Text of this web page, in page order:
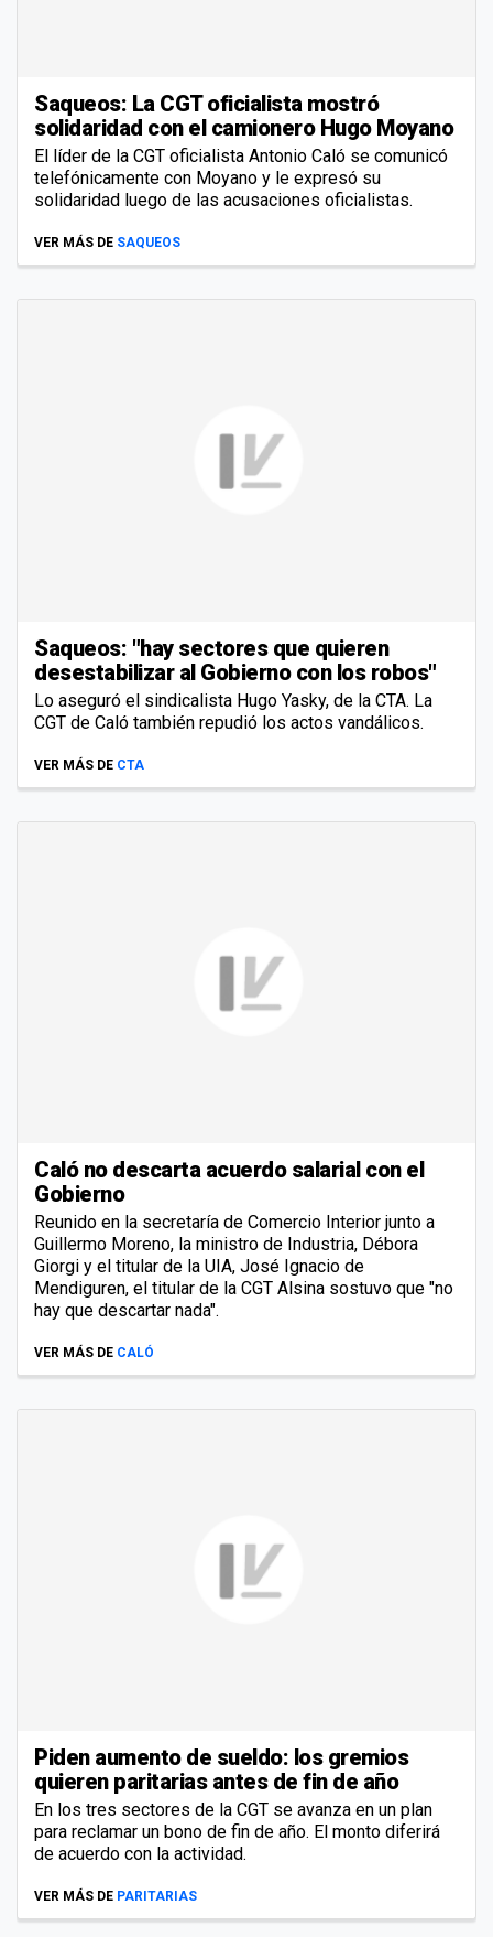
Saqueos: La CGT oficialista mostró
solidaridad con el camionero Hugo Moyano
El líder de la CGT oficialista Antonio Caló se comunicó
telefónicamente con Moyano y le expresó su
solidaridad luego de las acusaciones oficialistas.
VER MÁS DE SAQUEOS
Saqueos: "hay sectores que quieren
desestabilizar al Gobierno con los robos"
Lo aseguró el sindicalista Hugo Yasky, de la CTA. La
CGT de Caló también repudió los actos vandálicos.
VER MÁS DE CTA
Caló no descarta acuerdo salarial con el
Gobierno
Reunido en la secretaría de Comercio Interior junto a
Guillermo Moreno, la ministro de Industria, Débora
Giorgi y el titular de la UIA, José Ignacio de
Mendiguren, el titular de la CGT Alsina sostuvo que "no
hay que descartar nada".
VER MÁS DE CALÓ
Piden aumento de sueldo: los gremios
quieren paritarias antes de fin de año
En los tres sectores de la CGT se avanza en un plan
para reclamar un bono de fin de año. El monto diferirá
de acuerdo con la actividad.
VER MÁS DE PARITARIAS